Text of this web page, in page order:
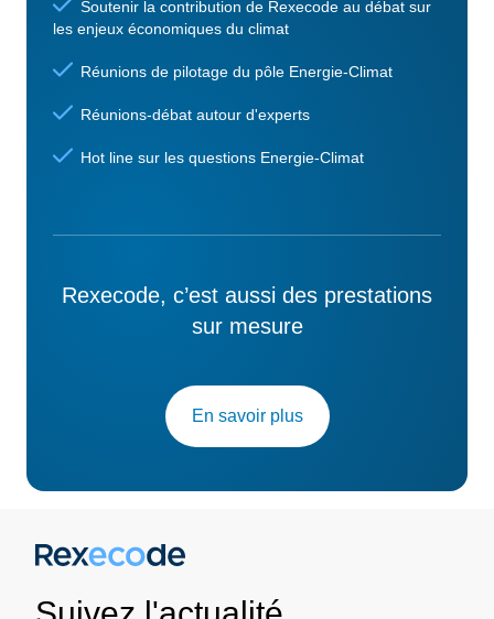
Soutenir la contribution de Rexecode au débat sur
les enjeux économiques du climat
Réunions de pilotage du pôle Energie-Climat
Réunions-débat autour d'experts
Hot line sur les questions Energie-Climat
Rexecode, c’est aussi des prestations
sur mesure
En savoir plus